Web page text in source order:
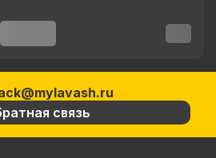
связь